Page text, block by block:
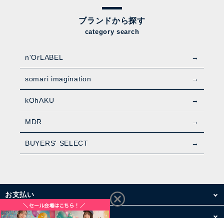
ブランドから探す
category search
n'OrLABEL
somari imagination
kOhAKU
MDR
BUYERS' SELECT
お支払い
配送・送料